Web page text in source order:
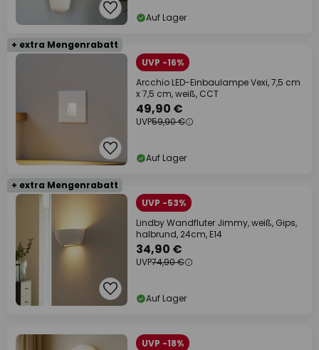
Auf Lager
+ extra Mengenrabatt
UVP -16%
Arcchio LED-Einbaulampe Vexi, 7,5 cm
x 7,5 cm, weiß, CCT
49,90 €
UVP59,90 €
Auf Lager
+ extra Mengenrabatt
UVP -53%
Lindby Wandfluter Jimmy, weiß, Gips,
halbrund, 24cm, E14
34,90 €
UVP74,90 €
Auf Lager
UVP -18%